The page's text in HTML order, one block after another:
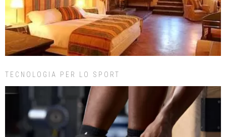
TECNOLOGIA PER LO SPORT